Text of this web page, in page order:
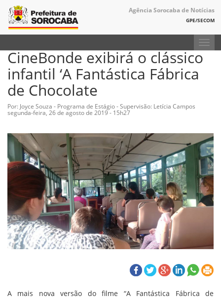
Agência Sorocaba de Notícias
GPE/SECOM
CineBonde exibirá o clássico
infantil ‘A Fantástica Fábrica
de Chocolate
Por: Joyce Souza - Programa de Estágio - Supervisão: Letícia Campos
segunda-feira, 26 de agosto de 2019 - 15h27
A mais nova versão do filme “A Fantástica Fábrica de